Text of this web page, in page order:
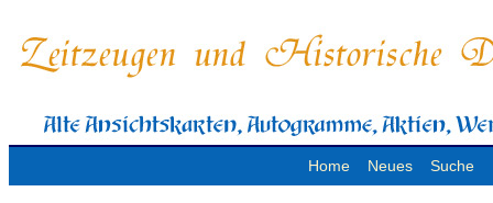
Home Neues Suche